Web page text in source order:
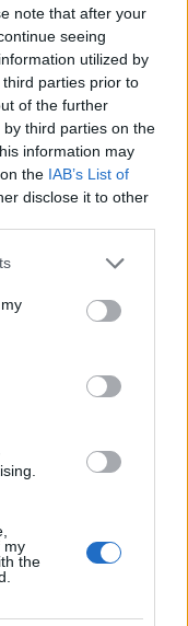
note that after your
seeing
utilized by
parties prior to
of the further
third parties on the
information may
the IAB’s List of
disclose it to other
or more Google
You may click to
third-party tags to
in below Google
my
the
csak a